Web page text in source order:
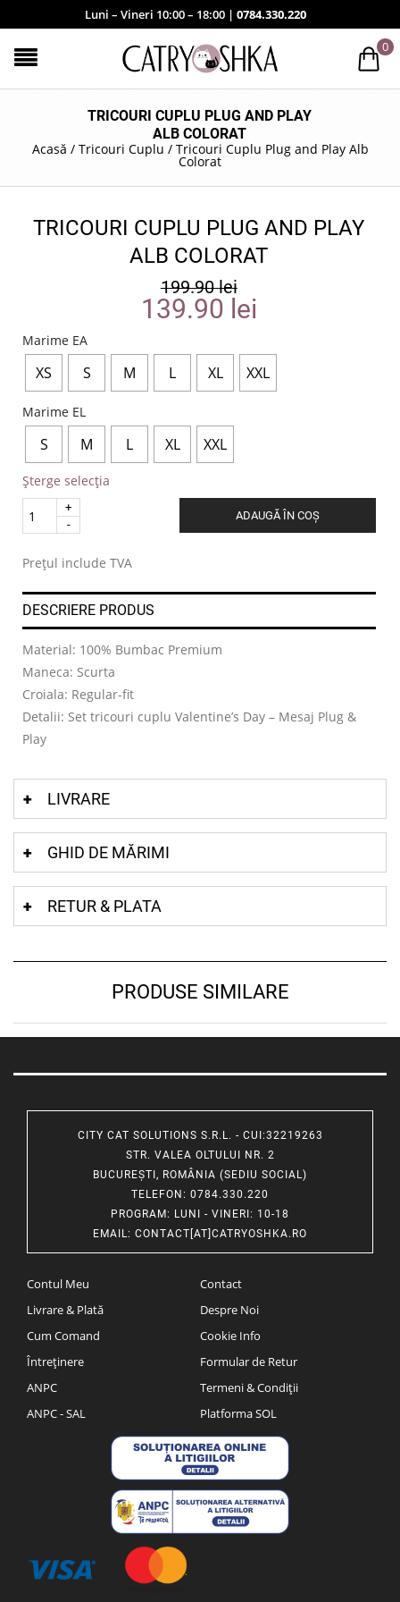
Luni – Vineri 10:00 – 18:00 | 0784.330.220
0
TRICOURI CUPLU PLUG AND PLAY
ALB COLORAT
Acasă / Tricouri Cuplu / Tricouri Cuplu Plug and Play Alb
Colorat
TRICOURI CUPLU PLUG AND PLAY
ALB COLORAT
199.90lei
139.90 lei
Marime EA
XS S M L XL XXL
Marime EL
S M L XL XXL
Șterge selecția
Quantity
ADAUGĂ ÎN COȘ
Prețul include TVA
DESCRIERE PRODUS
Material: 100% Bumbac Premium
Maneca: Scurta
Croiala: Regular-fit
Detalii: Set tricouri cuplu Valentine’s Day – Mesaj Plug &
Play
LIVRARE
GHID DE MĂRIMI
RETUR & PLATA
PRODUSE SIMILARE
CITY CAT SOLUTIONS S.R.L. - CUI:32219263
STR. VALEA OLTULUI NR. 2
BUCUREȘTI, ROMÂNIA (SEDIU SOCIAL)
TELEFON : 0784.330.220
PROGRAM: LUNI - VINERI: 10-18
EMAIL: CONTACT[AT]CATRYOSHKA.RO
Contul Meu
Livrare & Plată
Cum Comand
Întreținere
ANPC
ANPC - SAL
Contact
Despre Noi
Cookie Info
Formular de Retur
Termeni & Condiții
Platforma SOL